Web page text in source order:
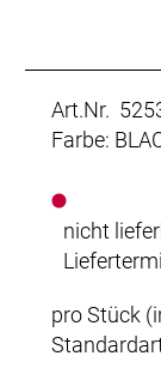
Art.Nr.
Farbe:
nicht
pro Stück